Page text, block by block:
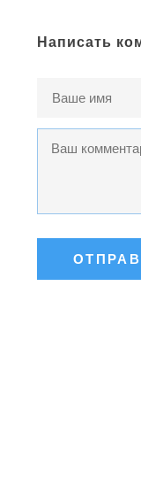
Написать